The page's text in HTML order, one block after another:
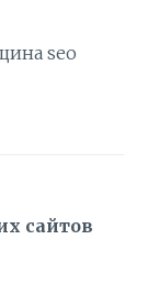
seo
сайтов